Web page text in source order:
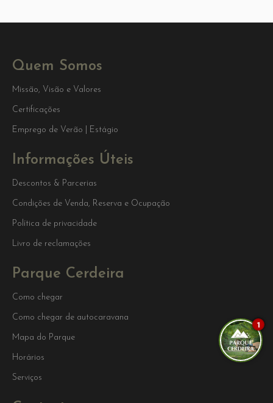
Quem Somos
Missão, Visão e Valores
Certificações
Emprego de Verão | Estágio
Informações Úteis
Descontos & Parcerias
Condições de Venda, Reserva e Ocupação
Política de privacidade
Livro de reclamações
Parque Cerdeira
Como chegar
Como chegar de autocaravana
Mapa do Parque
Horários
Serviços
1